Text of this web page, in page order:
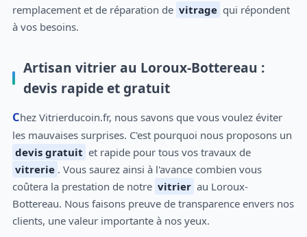
remplacement et de réparation de vitrage qui répondent
à vos besoins.
Artisan vitrier au Loroux-Bottereau :
devis rapide et gratuit
Chez Vitrierducoin.fr, nous savons que vous voulez éviter
les mauvaises surprises. C'est pourquoi nous proposons un
devis gratuit et rapide pour tous vos travaux de
vitrerie . Vous saurez ainsi à l'avance combien vous
coûtera la prestation de notre vitrier au Loroux-
Bottereau. Nous faisons preuve de transparence envers nos
clients, une valeur importante à nos yeux.